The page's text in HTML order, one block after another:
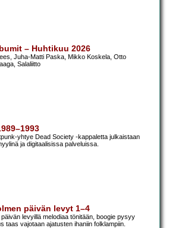
– Huhtikuu 2026
Juha-Matti Paska, Mikko Koskela, Otto
Salaliitto
yhtye Dead Society -kappaletta julkaistaan
ja digitaalisissa palveluissa.
päivän levyt 1–4
levyillä melodiaa tönitään, boogie pysyy
taas vajotaan ajatusten ihaniin folklampiin.